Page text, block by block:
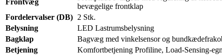
Frontvæg
bevægelige frontklap
Fordelervalser (DB) 2 Stk.
Belysning
LED Lastrumsbelysning
Bagklap
Bagvæg med vinkelsensor og
Betjening
Komfortbetjening Profiline, Load-Sensing-